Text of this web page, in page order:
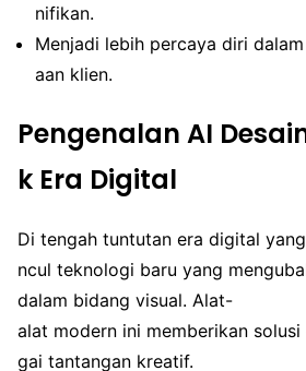
nifikan.
Menjadi lebih percaya diri
aan klien.
Pengenalan AI
k Era Digital
Di tengah tuntutan era digital
ncul teknologi baru yang
dalam bidang visual. Alat-
alat modern ini memberikan
gai tantangan kreatif.